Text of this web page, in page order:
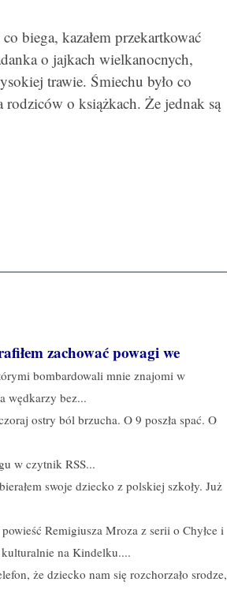
biega, kazałem przekartkować
o jajkach wielkanocnych,
trawie. Śmiechu było co
rodziców o książkach. Że jednak są
zachować powagi we
bombardowali mnie znajomi w
wędkarzy bez...
ostry ból brzucha. O 9 poszła spać. O
w czytnik RSS...
swoje dziecko z polskiej szkoły. Już
Remigiusza Mroza z serii o Chyłce i
na Kindelku....
że dziecko nam się rozchorzało srodze,